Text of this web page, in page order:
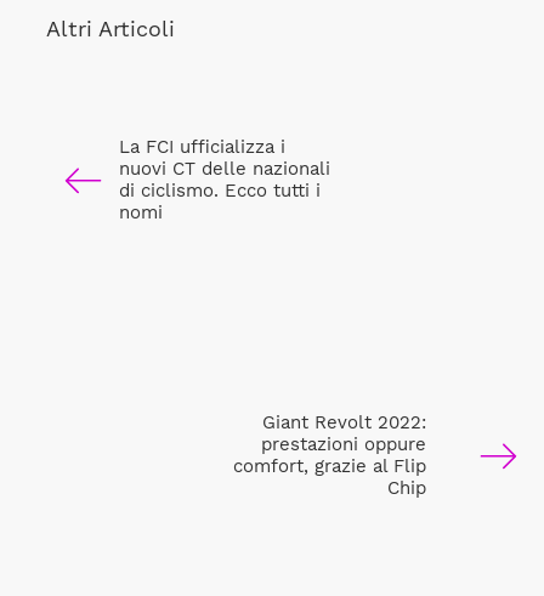
Altri Articoli
La FCI ufficializza i
nuovi CT delle nazionali
di ciclismo. Ecco tutti i
nomi
Giant Revolt 2022:
prestazioni oppure
comfort, grazie al Flip
Chip